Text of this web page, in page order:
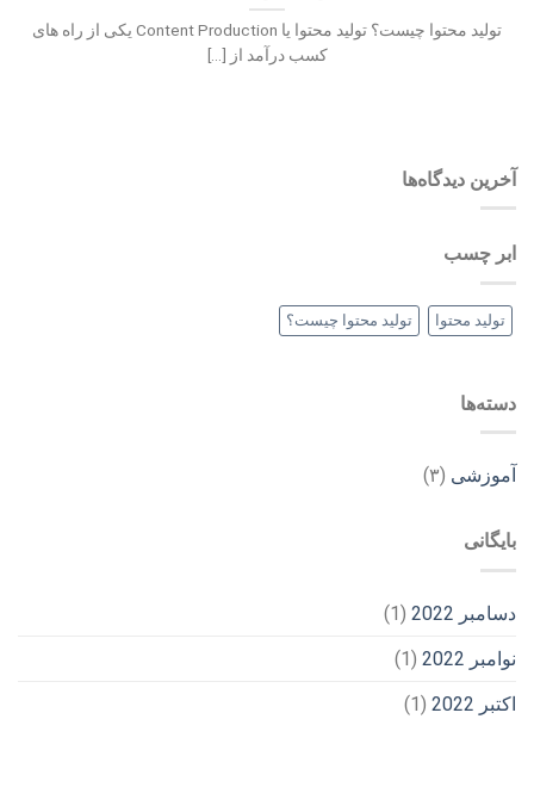
تولید محتوا چیست؟ تولید محتوا یا Content Production یکی از راه های
کسب درآمد از [...]
آخرین دیدگاه‌ها
ابر چسب
تولید محتوا تولید محتوا چیست؟
دسته‌ها
آموزشی (۳)
بایگانی
دسامبر 2022
(1)
نوامبر 2022
(1)
اکتبر 2022
(1)